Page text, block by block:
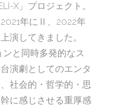
X」プロジェクト。
年にⅡ、2022年
演してきました。
と同時多発的なス
演劇としてのエンタ
社会的・哲学的・思
に感じさせる重厚感